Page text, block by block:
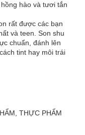
hào và tươi tắn
rất được các bạn
và teen. Son shu
chuẩn, đánh lên
tint hay môi trái
THỰC PHẨM